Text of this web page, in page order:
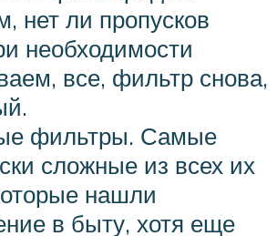
нет ли пропусков
необходимости
все, фильтр снова,
фильтры. Самые
сложные из всех их
нашли
в быту, хотя еще